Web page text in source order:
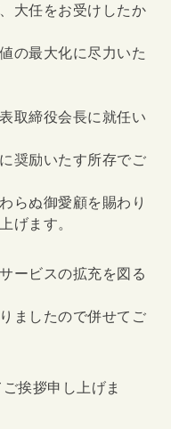
大任をお受けしたか
の最大化に尽力いた
取締役会長に就任い
奨励いたす所存でご
らぬ御愛顧を賜わり
げます。
ービスの拡充を図る
ましたので併せてご
挨拶申し上げま